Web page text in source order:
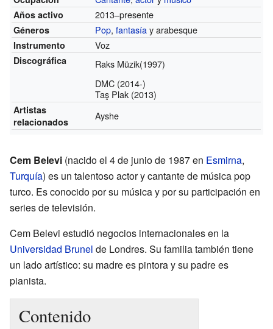
Años activo 2013–presente
Géneros Pop,fantasíay arabesque
Instrumento Voz
Discográfica
Raks Müzik(1997)
DMC (2014-)
Taş Plak (2013)
Artistas
relacionados
Ayshe
Cem Belevi (nacido el 4 de junio de 1987 en Esmirna,
Turquía) es un talentoso actor y cantante de música pop
turco. Es conocido por su música y por su participación en
series de televisión.
Cem Belevi estudió negocios internacionales en la
Universidad Brunel de Londres. Su familia también tiene
un lado artístico: su madre es pintora y su padre es
pianista.
Contenido